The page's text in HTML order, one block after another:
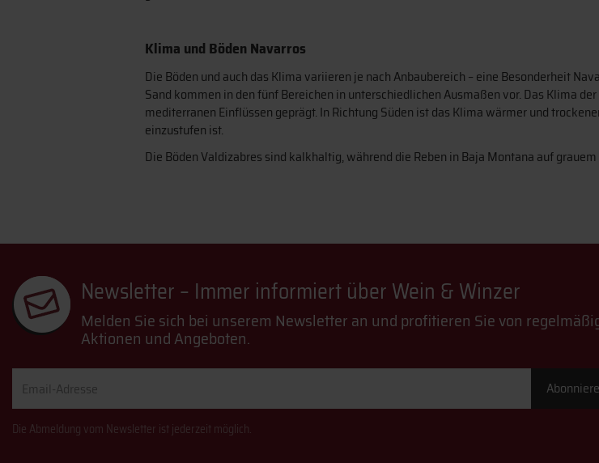
Klima und Böden Navarros
Die Böden und auch das Klima variieren je nach Anbaubereich – eine Besonderheit
Sand kommen in den fünf Bereichen in unterschiedlichen Ausmaßen vor. Das Klima
mediterranen Einflüssen geprägt. In Richtung Süden ist das Klima wärmer und
einzustufen ist.
Die Böden Valdizabres sind kalkhaltig, während die Reben in Baja Montana auf
Newsletter – Immer informiert über Wein & Winzer
Melden Sie sich bei unserem Newsletter an und profitieren Sie von
Aktionen und Angeboten.
Adresse
Die Abmeldung vom Newsletter ist jederzeit möglich.